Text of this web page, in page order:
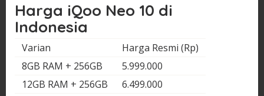
Harga iQoo Neo 10 di
Indonesia
Varian
Harga Resmi (Rp)
8GB RAM + 256GB
5.999.000
12GB RAM + 256GB
6.499.000